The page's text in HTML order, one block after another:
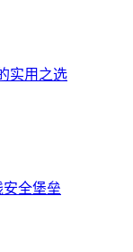
实用之选
全堡垒